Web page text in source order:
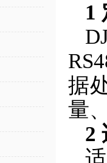
1
据
量
2